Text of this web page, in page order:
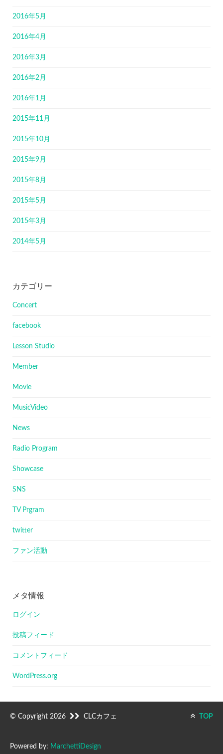
2016年5月
2016年4月
2016年3月
2016年2月
2016年1月
2015年11月
2015年10月
2015年9月
2015年8月
2015年5月
2015年3月
2014年5月
カテゴリー
Concert
facebook
Lesson Studio
Member
Movie
MusicVideo
News
Radio Program
Showcase
SNS
TV Prgram
twitter
ファン活動
メタ情報
ログイン
投稿フィード
コメントフィード
WordPress.org
© Copyright 2026 CLCカフェ TOP
Powered by: MarchettiDesign